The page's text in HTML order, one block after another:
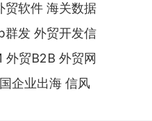
贸软件 海关数据
发 外贸开发信
外贸B2B 外贸网
企业出海 信风